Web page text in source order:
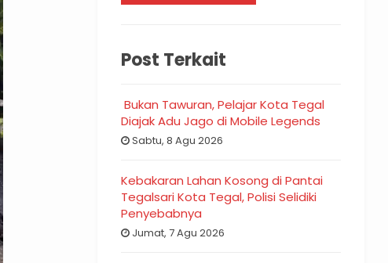
Post Terkait
Bukan Tawuran, Pelajar Kota Tegal
Diajak Adu Jago di Mobile Legends
Sabtu, 8 Agu 2026
Kebakaran Lahan Kosong di Pantai
Tegalsari Kota Tegal, Polisi Selidiki
Penyebabnya
Jumat, 7 Agu 2026